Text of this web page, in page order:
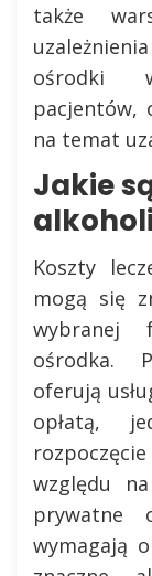
także
ośrodki
pacjentów,
na temat
Jakie
Koszty
mogą się
wybranej
ośrodka.
oferują
opłatą,
względu
prywatne
wymagają